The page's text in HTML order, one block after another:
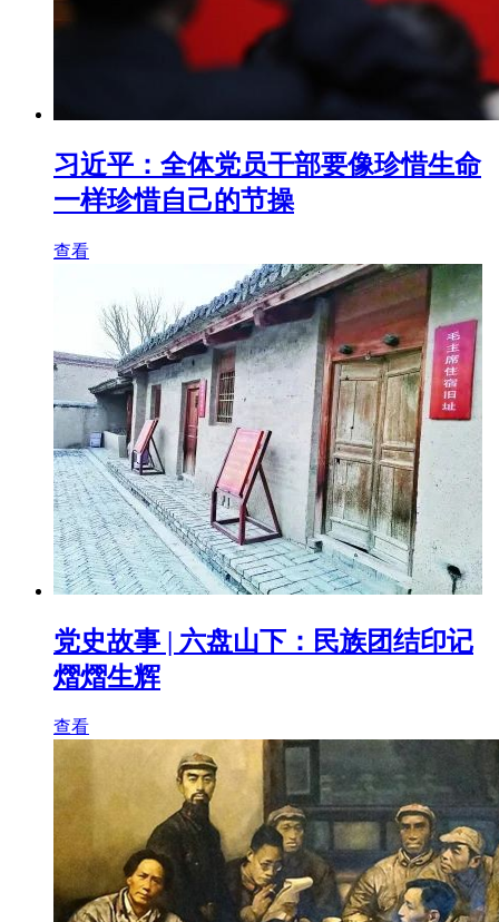
习近平：全体党员干部要像珍惜生命
一样珍惜自己的节操
查看
党史故事 | 六盘山下：民族团结印记
熠熠生辉
查看